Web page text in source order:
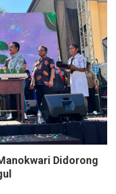
Didorong